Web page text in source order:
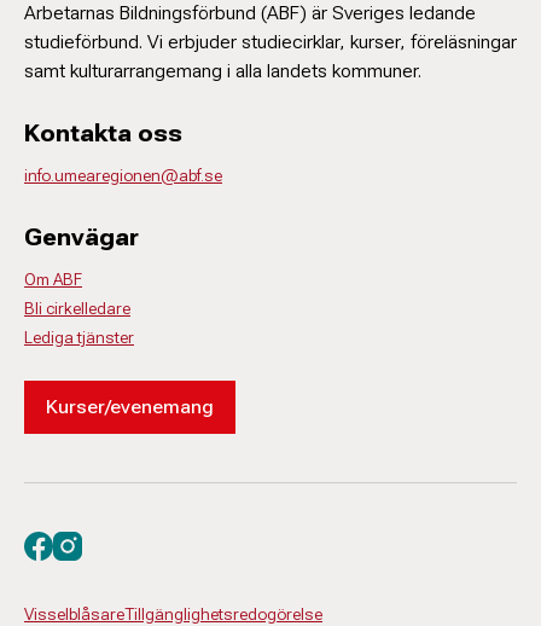
Arbetarnas Bildningsförbund (ABF) är Sveriges ledande
studieförbund. Vi erbjuder studiecirklar, kurser, föreläsningar
samt kulturarrangemang i alla landets kommuner.
Kontakta oss
info.umearegionen@abf.se
Genvägar
Om ABF
Bli cirkelledare
Lediga tjänster
Kurser/evenemang
VisselblåsareTillgänglighetsredogörelse
Besök oss på facebook
Besök oss på instagram